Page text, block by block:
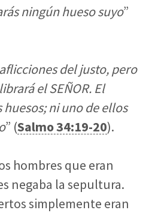
ningún hueso suyo”
del justo, pero
el SEÑOR. El
huesos; ni uno de ellos
” (Salmo 34:19-20).
hombres que eran
negaba la sepultura.
simplemente eran